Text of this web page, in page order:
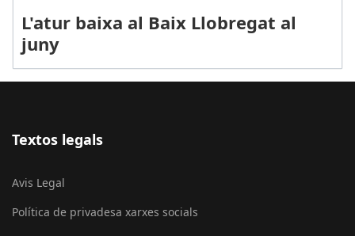
L'atur baixa al Baix Llobregat al
juny
Textos legals
Avis Legal
Política de privadesa xarxes socials